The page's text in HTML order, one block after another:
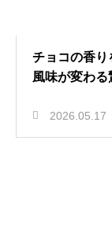
チョコの香り
風味が変わる
2026.05.17